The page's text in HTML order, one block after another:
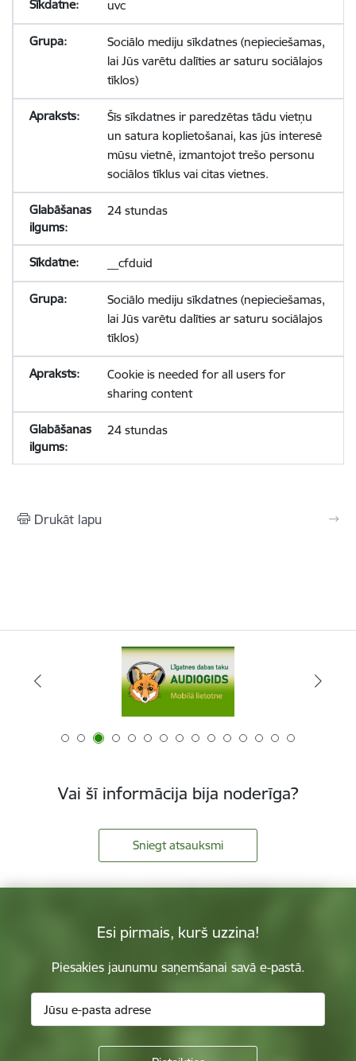
uvc
Sociālo mediju sīkdatnes (nepieciešamas,
lai Jūs varētu dalīties ar saturu sociālajos
tīklos)
Šīs sīkdatnes ir paredzētas tādu vietņu
un satura koplietošanai, kas jūs interesē
mūsu vietnē, izmantojot trešo personu
sociālos tīklus vai citas vietnes.
24 stundas
__cfduid
Sociālo mediju sīkdatnes (nepieciešamas,
lai Jūs varētu dalīties ar saturu sociālajos
tīklos)
Cookie is needed for all users for
sharing content
24 stundas
Drukāt lapu
Vai šī informācija bija noderīga?
Sniegt atsauksmi
Esi pirmais, kurš uzzina!
Piesakies jaunumu saņemšanai savā e-pastā.